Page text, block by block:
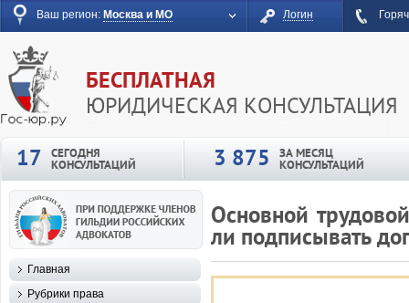
Ваш регион: Москва и МО Логин
БЕСПЛАТНАЯ
ЮРИДИЧЕСКАЯ КОНСУЛЬТАЦИЯ
17
СЕГОДНЯ
КОНСУЛЬТАЦИЙ 3 875 ЗА МЕСЯЦ
КОНСУЛЬТАЦИЙ
Основной
ли подписывать
Главная
Рубрики права